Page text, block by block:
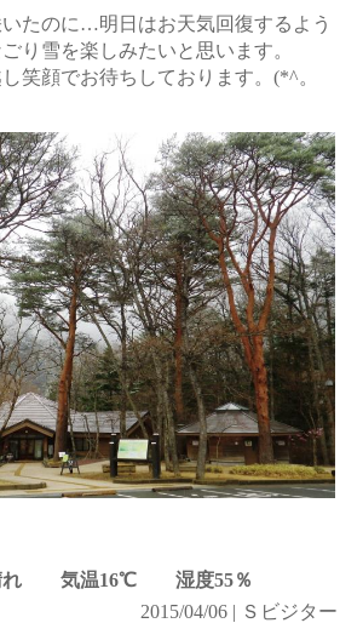
たのに…明日はお天気回復するよう
り雪を楽しみたいと思います。
笑顔でお待ちしております。(*^。
れ 気温16℃ 湿度55％
2015/04/06 | Ｓビジター